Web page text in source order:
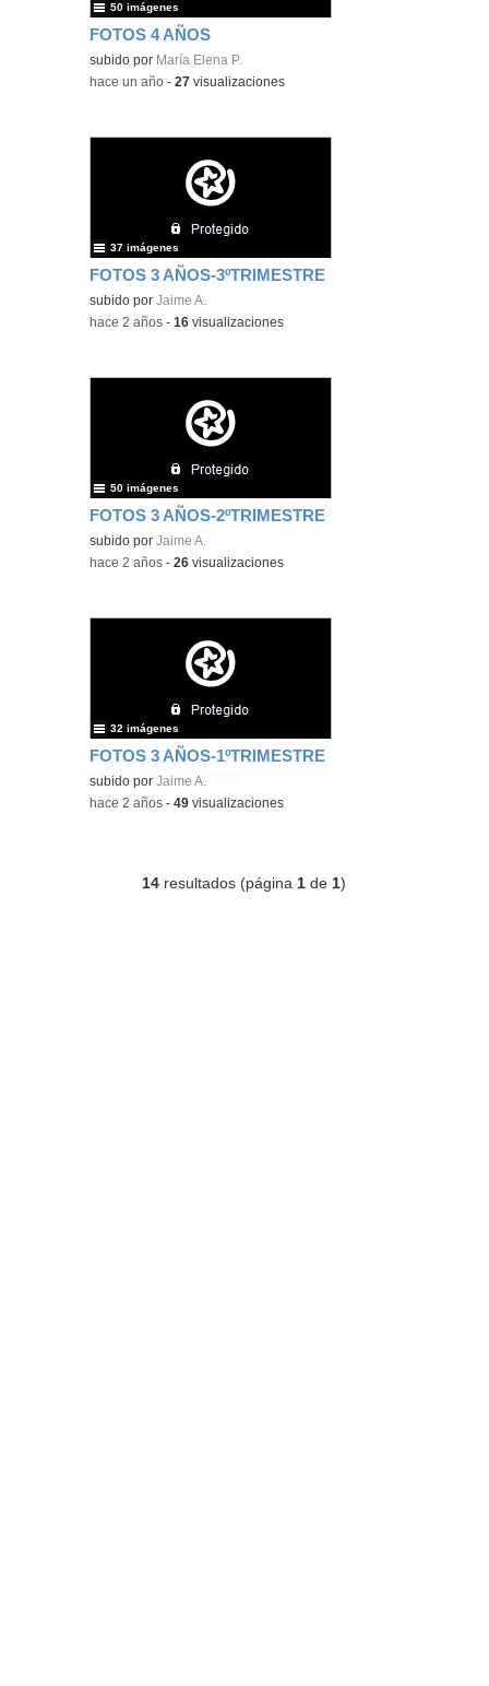
FOTOS 4 AÑOS
subido por María Elena P.
50 imágenes
-hace un año -27 visualizaciones
FOTOS 3 AÑOS-3ºTRIMESTRE
subido porJaime A.
37 imágenes
-hace 2 años -16 visualizaciones
FOTOS 3 AÑOS-2ºTRIMESTRE
subido porJaime A.
50 imágenes
-hace 2 años -26 visualizaciones
FOTOS 3 AÑOS-1ºTRIMESTRE
subido porJaime A.
32 imágenes
-hace 2 años -49 visualizaciones
14 resultados (página 1 de 1)